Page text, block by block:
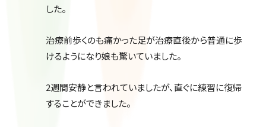
した。
治療前歩くのも痛かった足が治療直後から普通に歩
けるようになり娘も驚いていました。
2週間安静と言われていましたが、直ぐに練習に復帰
することができました。